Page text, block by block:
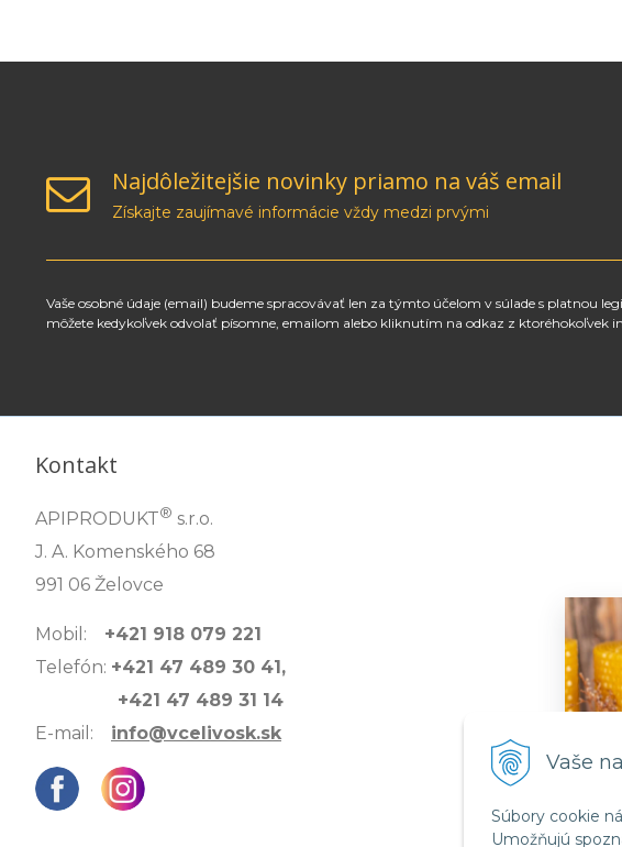
Vaše
Súbory cookie
Umožňujú
Najdôležitejšie novinky priamo na váš email
Získajte zaujímavé informácie vždy medzi prvými
Vaše osobné údaje (email) budeme spracovávať len za týmto účelom v súlade s platnou
môžete kedykoľvek odvolať písomne, emailom alebo kliknutím na odkaz z ktoréhokoľvek
Kontakt
APIPRODUKT® s.r.o.
J. A. Komenského 68
991 06 Želovce
Mobil: +421 918 079 221
Telefón: +421 47 489 30 41,
+421 47 489 31 14
E-mail: info@vcelivosk.sk